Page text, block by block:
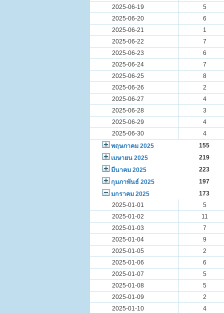
2025-06-19
5
2025-06-20
6
2025-06-21
1
2025-06-22
7
2025-06-23
6
2025-06-24
7
2025-06-25
8
2025-06-26
2
2025-06-27
4
2025-06-28
3
2025-06-29
4
2025-06-30
4
พฤษภาคม 2025
155
เมษายน 2025
219
มีนาคม 2025
223
กุมภาพันธ์ 2025
197
มกราคม 2025
173
2025-01-01
5
2025-01-02
11
2025-01-03
7
2025-01-04
9
2025-01-05
2
2025-01-06
6
2025-01-07
5
2025-01-08
5
2025-01-09
2
2025-01-10
4